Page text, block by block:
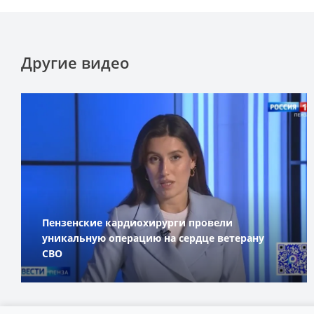
Другие видео
Пензенские кардиохирурги провели
уникальную операцию на сердце ветерану
СВО